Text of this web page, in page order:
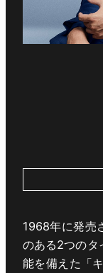
1968年に発売
のある2つのタ
能を備えた「